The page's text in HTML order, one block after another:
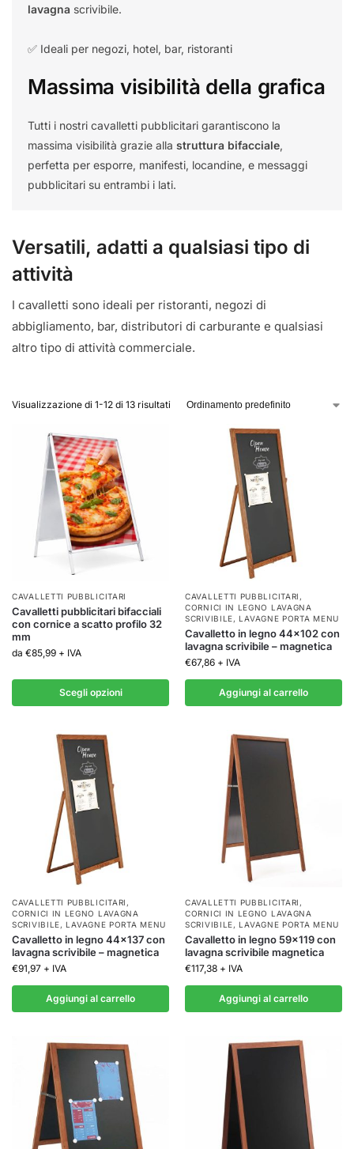
lavagna scrivibile.
✅ Ideali per negozi, hotel, bar, ristoranti
Massima visibilità della grafica
Tutti i nostri cavalletti pubblicitari garantiscono la
massima visibilità grazie alla struttura bifacciale,
perfetta per esporre, manifesti, locandine, e messaggi
pubblicitari su entrambi i lati.
Versatili, adatti a qualsiasi tipo di
attività
I cavalletti sono ideali per ristoranti, negozi di
abbigliamento, bar, distributori di carburante e qualsiasi
altro tipo di attività commerciale.
Visualizzazione di 1-12 di 13 risultati
CAVALLETTI PUBBLICITARI
Cavalletti pubblicitari bifacciali
con cornice a scatto profilo 32
mm
da €85,99 + IVA
Scegli opzioni
CAVALLETTI PUBBLICITARI ,
CORNICI IN LEGNO LAVAGNA
SCRIVIBILE,LAVAGNE PORTA MENU
Cavalletto in legno 44×102 con
lavagna scrivibile – magnetica
€67,86 + IVA
Aggiungi al carrello
CAVALLETTI PUBBLICITARI ,
CORNICI IN LEGNO LAVAGNA
SCRIVIBILE,LAVAGNE PORTA MENU
Cavalletto in legno 44×137 con
lavagna scrivibile – magnetica
€91,97 + IVA
Aggiungi al carrello
CAVALLETTI PUBBLICITARI ,
CORNICI IN LEGNO LAVAGNA
SCRIVIBILE,LAVAGNE PORTA MENU
Cavalletto in legno 59×119 con
lavagna scrivibile magnetica
€117,38 + IVA
Aggiungi al carrello